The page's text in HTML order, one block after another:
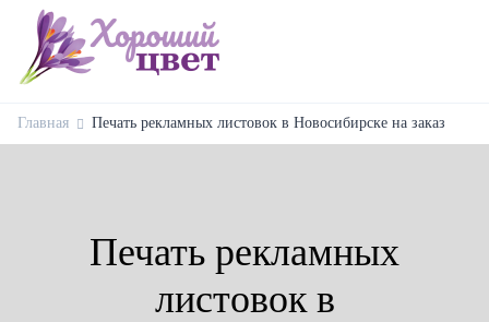
Главная Печать рекламных листовок в Новосибирске на заказ
Печать рекламных
листовок в